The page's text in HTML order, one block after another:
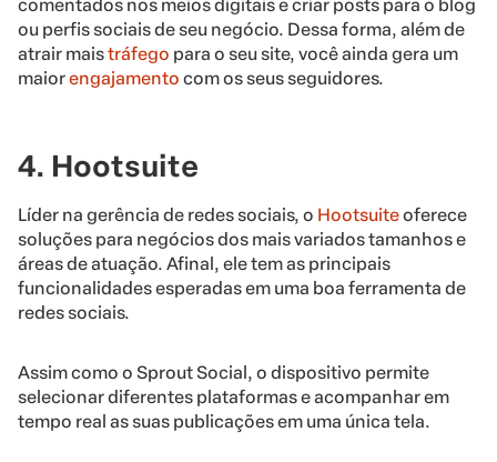
comentados nos meios digitais e criar posts para o blog
ou perfis sociais de seu negócio. Dessa forma, além de
atrair maistráfego para o seu site, você ainda gera um
maiorengajamento com os seus seguidores.
4. Hootsuite
Líder na gerência de redes sociais, o Hootsuiteoferece
soluções para negócios dos mais variados tamanhos e
áreas de atuação. Afinal, ele tem as principais
funcionalidades esperadas em uma boa ferramenta de
redes sociais.
Assim como o Sprout Social, o dispositivo permite
selecionar diferentes plataformas e acompanhar em
tempo real as suas publicações em uma única tela.